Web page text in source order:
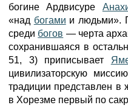
богине Ардвисуре
«над богами и людьми».
среди богов — черта
сохранившаяся в
51, 3) приписывает
цивилизаторскую
традиции представлен в
в Хорезме первый по